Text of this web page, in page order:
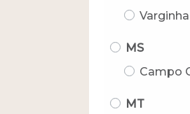
Varginha
MS
Campo
MT